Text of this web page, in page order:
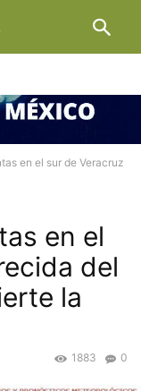
en el sur de Veracruz
en el
del
la
0
1883